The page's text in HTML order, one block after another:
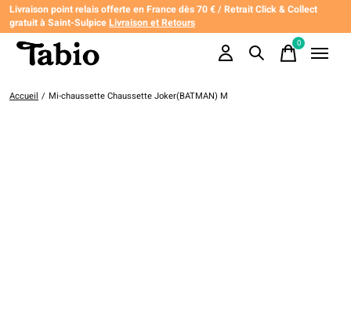
Livraison point relais offerte en France dès 70 € / Retrait Click & Collect
gratuit à Saint-SulpiceLivraison et Retours
0items
Accueil / Mi-chaussette Chaussette Joker(BATMAN) M